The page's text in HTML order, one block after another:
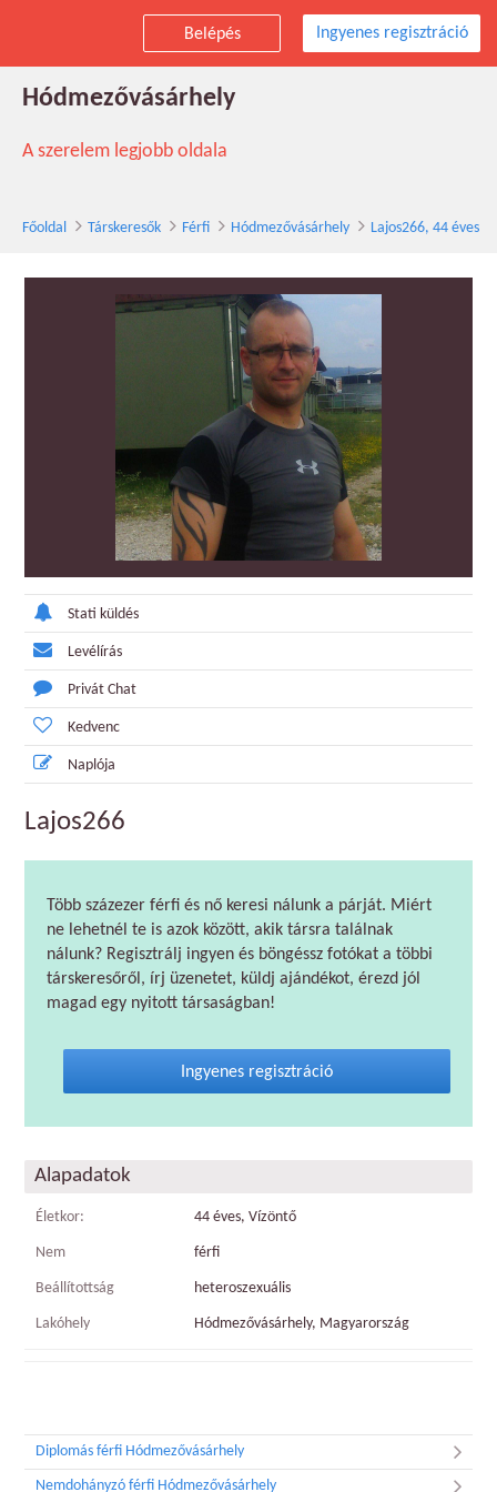
Belépés Ingyenes regisztráció
Lajos266 társkereső férfi, 44 éves,
Hódmezővásárhely
A szerelem legjobb oldala
Főoldal Társkeresők Férfi Hódmezővásárhely Lajos266, 44 éves
Stati küldés
Levélírás
Privát Chat
Kedvenc
Naplója
Lajos266
Több százezer férfi és nő keresi nálunk a párját. Miért
ne lehetnél te is azok között, akik társra találnak
nálunk? Regisztrálj ingyen és böngéssz fotókat a többi
társkeresőről, írj üzenetet, küldj ajándékot, érezd jól
magad egy nyitott társaságban!
Ingyenes regisztráció
Alapadatok
Életkor: 44 éves, Vízöntő
Nem férfi
Beállítottság heteroszexuális
Lakóhely Hódmezővásárhely, Magyarország
Diplomás férfi Hódmezővásárhely
Nemdohányzó férfi Hódmezővásárhely